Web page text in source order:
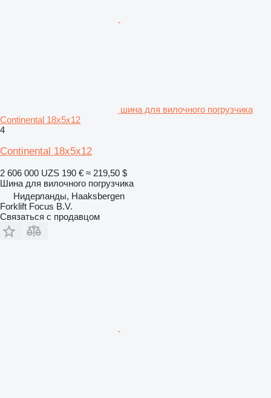
шина для вилочного погрузчика
Continental 18x5x12
4
Continental 18x5x12
2 606 000 UZS 190 € ≈ 219,50 $
Шина для вилочного погрузчика
Нидерланды, Haaksbergen
Forklift Focus B.V.
Связаться с продавцом